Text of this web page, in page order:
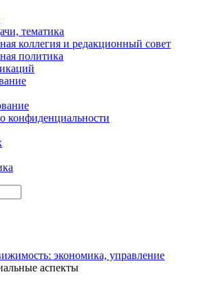
тематика
коллегия и редакционный совет
политика
конфиденциальности
экономика, управление
аспекты